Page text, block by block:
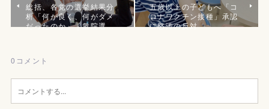
総括、各党の選挙結果分
析「何が良く、何がダメ
だったのか」｜衆院選…
五歳以上の子どもへ「コ
ロナワクチン接種」承認
に怒涛の反対
0 コメント